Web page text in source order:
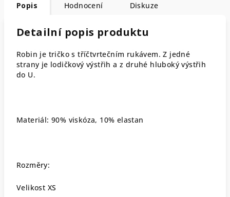
Popis Hodnocení Diskuze
Detailní popis produktu
Robin je tričko s tříčtvrtečním rukávem. Z jedné
strany je lodičkový výstřih a z druhé hluboký výstřih
do U.
Materiál: 90% viskóza, 10% elastan
Rozměry:
Velikost XS